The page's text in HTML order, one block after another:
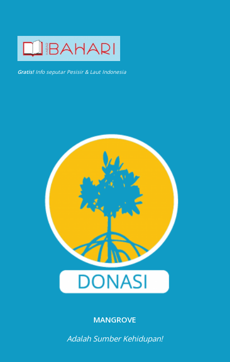
Gratis! Info seputar Pesisir & Laut Indonesia
MANGROVE
Adalah Sumber Kehidupan!